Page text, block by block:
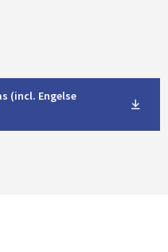
(incl. Engelse